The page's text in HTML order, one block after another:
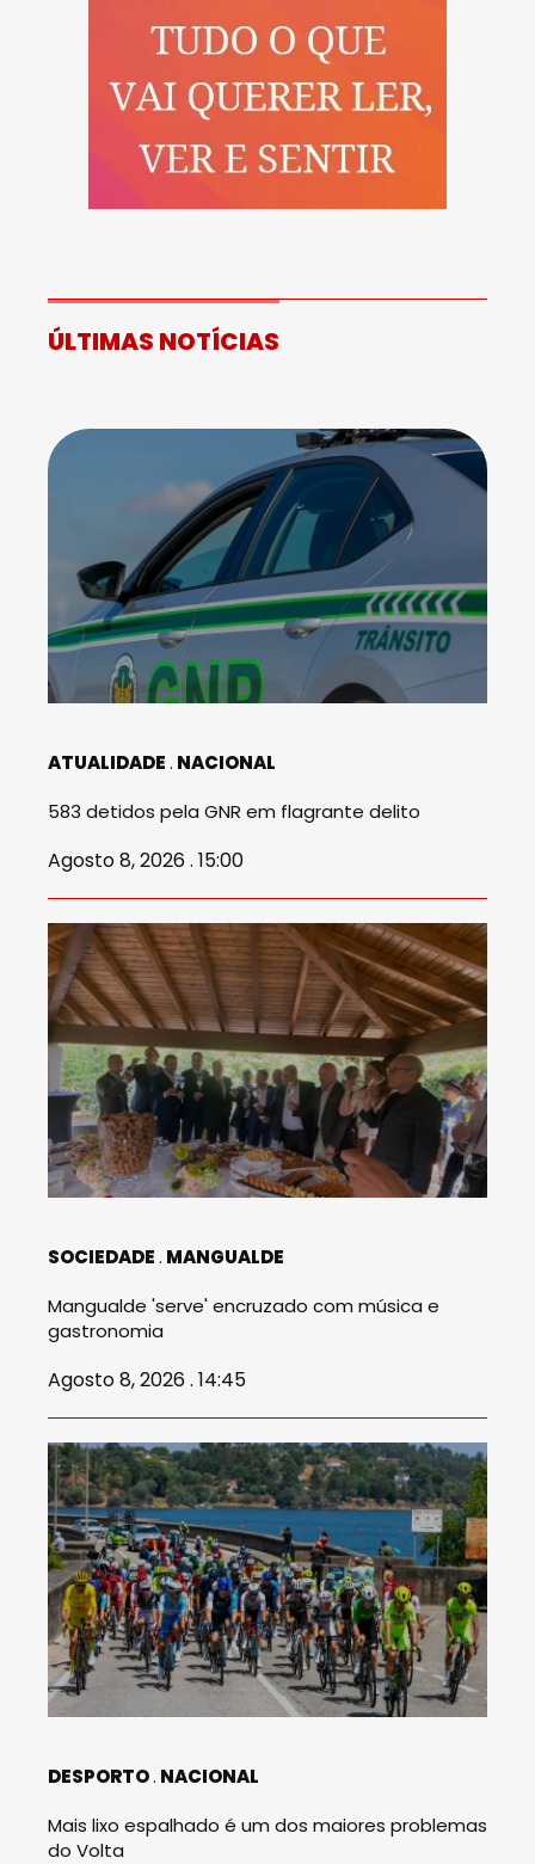
ÚLTIMAS NOTÍCIAS
ATUALIDADE NACIONAL
583 detidos pela GNR em flagrante delito
Agosto 8, 2026 . 15:00
SOCIEDADE MANGUALDE
Mangualde 'serve' encruzado com música e
gastronomia
Agosto 8, 2026 . 14:45
DESPORTO NACIONAL
Mais lixo espalhado é um dos maiores problemas
do Volta